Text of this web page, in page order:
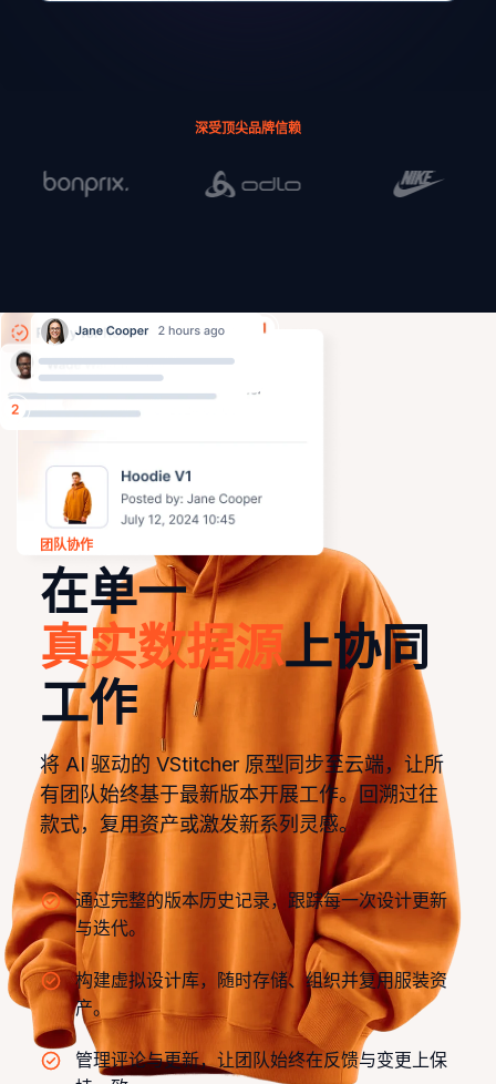
深受顶尖品牌信赖
团队协作
在单一
真实数据源上协同
工作
将 AI 驱动的 VStitcher 原型同步至云端，让所
有团队始终基于最新版本开展工作。回溯过往
款式，复用资产或激发新系列灵感。
通过完整的版本历史记录，跟踪每一次设计更新
与迭代。
构建虚拟设计库，随时存储、组织并复用服装资
产。
管理评论与更新，让团队始终在反馈与变更上保